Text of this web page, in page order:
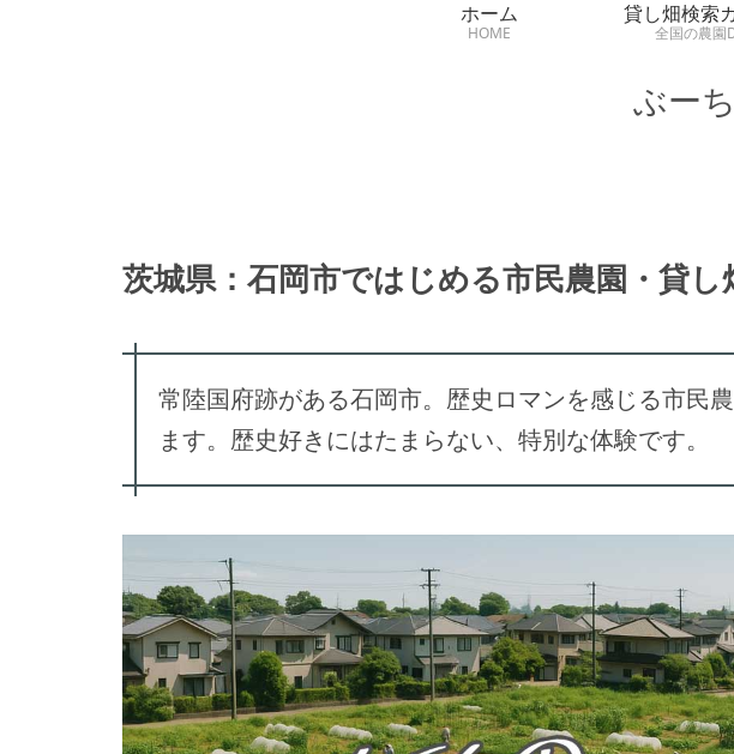
ぶー
ホーム
HOME
貸し畑検索
全国の農園
茨城県：石岡市ではじめる市民農園・貸し
常陸国府跡がある石岡市。歴史ロマンを感じる市民
ます。歴史好きにはたまらない、特別な体験です。